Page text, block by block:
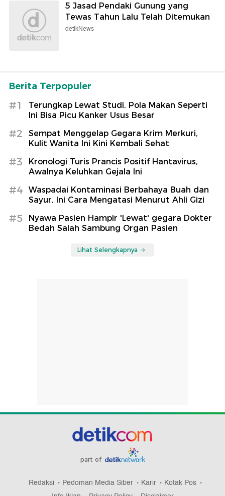
5 Jasad Pendaki Gunung yang
Tewas Tahun Lalu Telah Ditemukan
detikNews
Berita Terpopuler
#1
Terungkap Lewat Studi, Pola Makan Seperti
Ini Bisa Picu Kanker Usus Besar
#2
Sempat Menggelap Gegara Krim Merkuri,
Kulit Wanita Ini Kini Kembali Sehat
#3
Kronologi Turis Prancis Positif Hantavirus,
Awalnya Keluhkan Gejala Ini
#4
Waspadai Kontaminasi Berbahaya Buah dan
Sayur, Ini Cara Mengatasi Menurut Ahli Gizi
#5
Nyawa Pasien Hampir 'Lewat' gegara Dokter
Bedah Salah Sambung Organ Pasien
Lihat Selengkapnya
part of
Redaksi Pedoman Media Siber Karir
Kotak Pos